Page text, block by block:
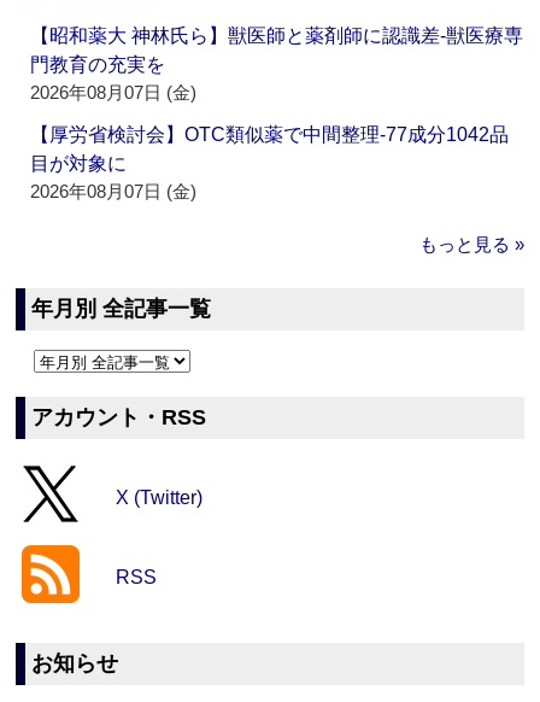
【昭和薬大 神林氏ら】獣医師と薬剤師に認識差‐獣医療専
門教育の充実を
2026年08月07日 (金)
【厚労省検討会】OTC類似薬で中間整理‐77成分1042品
目が対象に
2026年08月07日 (金)
もっと見る »
年月別 全記事一覧
アカウント・RSS
X (Twitter)
RSS
お知らせ